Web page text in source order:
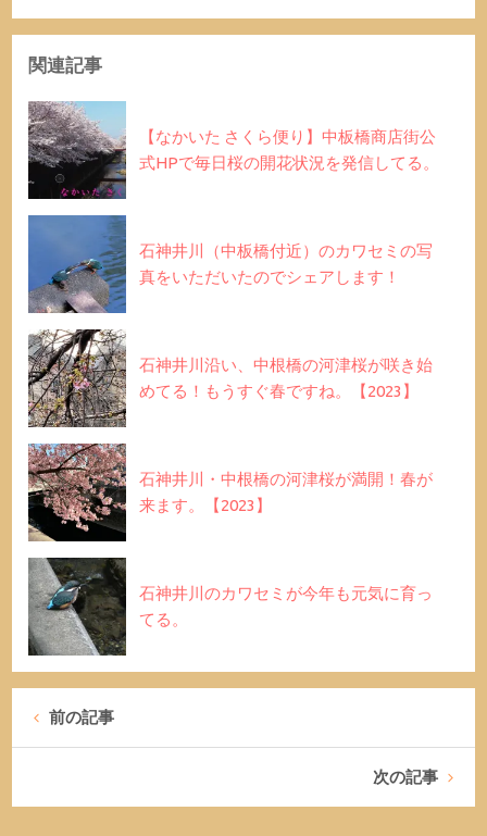
関連記事
【なかいた さくら便り】中板橋商店街公
式HPで毎日桜の開花状況を発信してる。
石神井川（中板橋付近）のカワセミの写
真をいただいたのでシェアします！
石神井川沿い、中根橋の河津桜が咲き始
めてる！もうすぐ春ですね。【2023】
石神井川・中根橋の河津桜が満開！春が
来ます。【2023】
石神井川のカワセミが今年も元気に育っ
てる。
前の記事
次の記事